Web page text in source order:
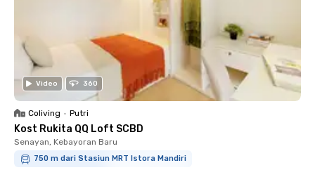
Video 360
Coliving • Putri
Kost Rukita QQ Loft SCBD
Senayan, Kebayoran Baru
750 m dari Stasiun MRT Istora Mandiri